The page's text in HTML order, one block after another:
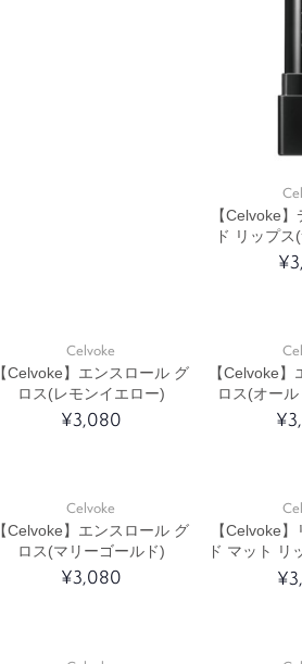
【Celvoke
ド リップ
Celvoke
【Celvoke】エンスロール グ
ロス(レモンイエロー)
¥3,080
【Celvoke
ロス(オー
Celvoke
【Celvoke】エンスロール グ
ロス(マリーゴールド)
¥3,080
【Celvoke
ド マット リ
W Collection